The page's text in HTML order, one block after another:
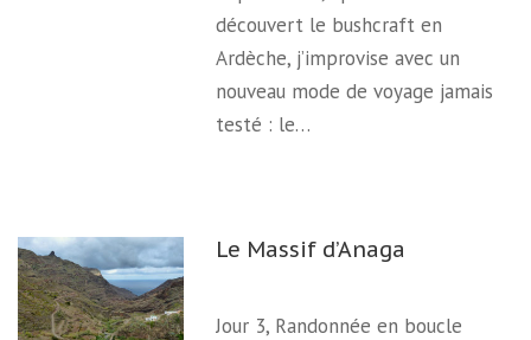
découvert le bushcraft en
Ardèche, j’improvise avec un
nouveau mode de voyage jamais
testé : le…
Le Massif d’Anaga
Jour 3, Randonnée en boucle